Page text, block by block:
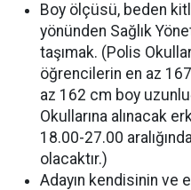
Boy ölçüsü, beden
yönünden Sağlık
taşımak. (Polis
öğrencilerin en az
az 162 cm boy
Okullarına alınacak
18.00-27.00
olacaktır.)
Adayın kendisinin ve